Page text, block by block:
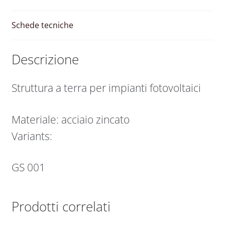
Schede tecniche
Descrizione
Struttura a terra per impianti fotovoltaici
Materiale: acciaio zincato
Variants:
GS 001
Prodotti correlati